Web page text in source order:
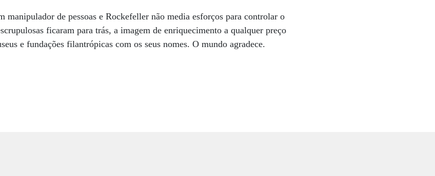
manipulador de pessoas e Rockefeller não media esforços para controlar o
ficaram para trás, a imagem de enriquecimento a qualquer preço
e fundações filantrópicas com os seus nomes. O mundo agradece.